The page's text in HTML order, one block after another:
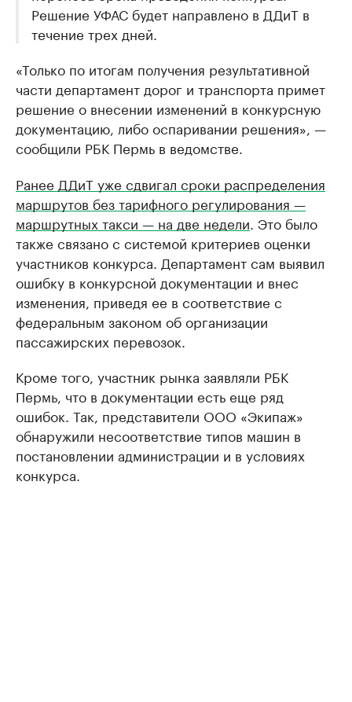
Решение УФАС будет направлено в ДДиТ в
течение трех дней.
«Только по итогам получения результативной
части департамент дорог и транспорта примет
решение о внесении изменений в конкурсную
документацию, либо оспаривании решения», —
сообщили РБК Пермь в ведомстве.
Ранее ДДиТ уже сдвигал сроки распределения
маршрутов без тарифного регулирования —
маршрутных такси — на две недели. Это было
также связано с системой критериев оценки
участников конкурса. Департамент сам выявил
ошибку в конкурсной документации и внес
изменения, приведя ее в соответствие с
федеральным законом об организации
пассажирских перевозок.
Кроме того, участник рынка заявляли РБК
Пермь, что в документации есть еще ряд
ошибок. Так, представители ООО «Экипаж»
обнаружили несоответствие типов машин в
постановлении администрации и в условиях
конкурса.